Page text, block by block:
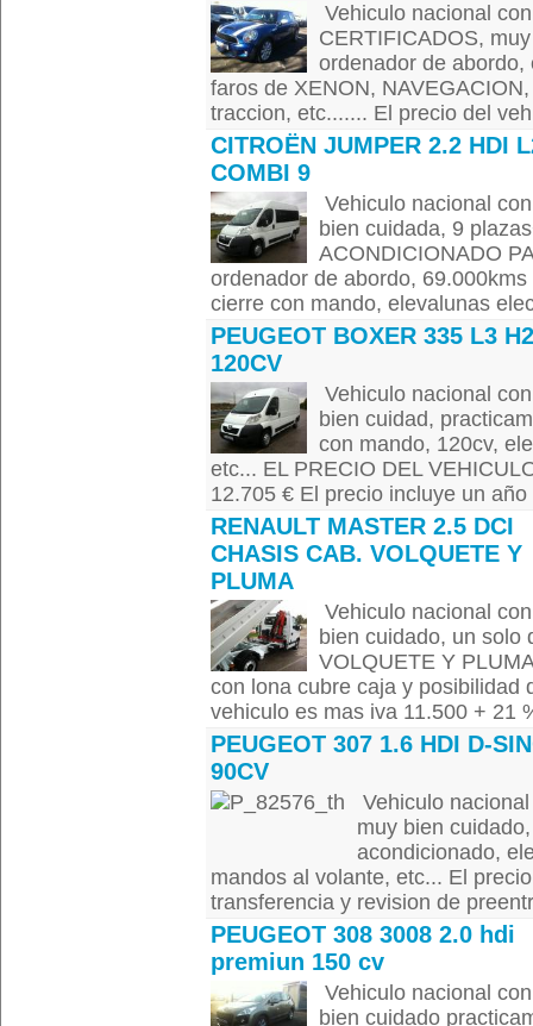
Vehiculo nacional
CERTIFICADOS,
ordenador de
faros de XENON,
traccion, etc....... El precio del
CITROËN JUMPER 2.2 HDI
COMBI 9
Vehiculo nacional
bien cuidada, 9
ACONDICIONADO
ordenador de abordo,
cierre con mando, elevalunas
PEUGEOT BOXER 335 L3 H2
120CV
Vehiculo nacional
bien cuidad,
con mando, 120cv,
etc... EL PRECIO DEL
12.705 € El precio incluye un
RENAULT MASTER 2.5 DCI
CHASIS CAB. VOLQUETE Y
PLUMA
Vehiculo nacional
bien cuidado, un solo
VOLQUETE Y
con lona cubre caja y posibilidad
vehiculo es mas iva 11.500 + 21
PEUGEOT 307 1.6 HDI D-
90CV
Vehiculo
muy bien
acondicionado,
mandos al volante, etc... El
transferencia y revision de
PEUGEOT 308 3008 2.0 hdi
premiun 150 cv
Vehiculo nacional
bien cuidado